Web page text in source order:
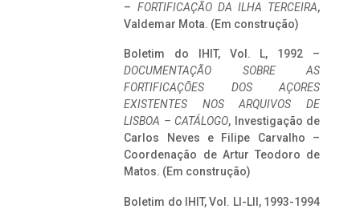
– FORTIFICAÇÃO DA ILHA TERCEIRA,
Valdemar Mota. (Em construção)
Boletim do IHIT, Vol. L, 1992 –
DOCUMENTAÇÃO SOBRE AS
FORTIFICAÇÕES DOS AÇORES
EXISTENTES NOS ARQUIVOS DE
LISBOA – CATÁLOGO, Investigação de
Carlos Neves e Filipe Carvalho –
Coordenação de Artur Teodoro de
Matos. (Em construção)
Boletim do IHIT, Vol. LI-LII, 1993-1994